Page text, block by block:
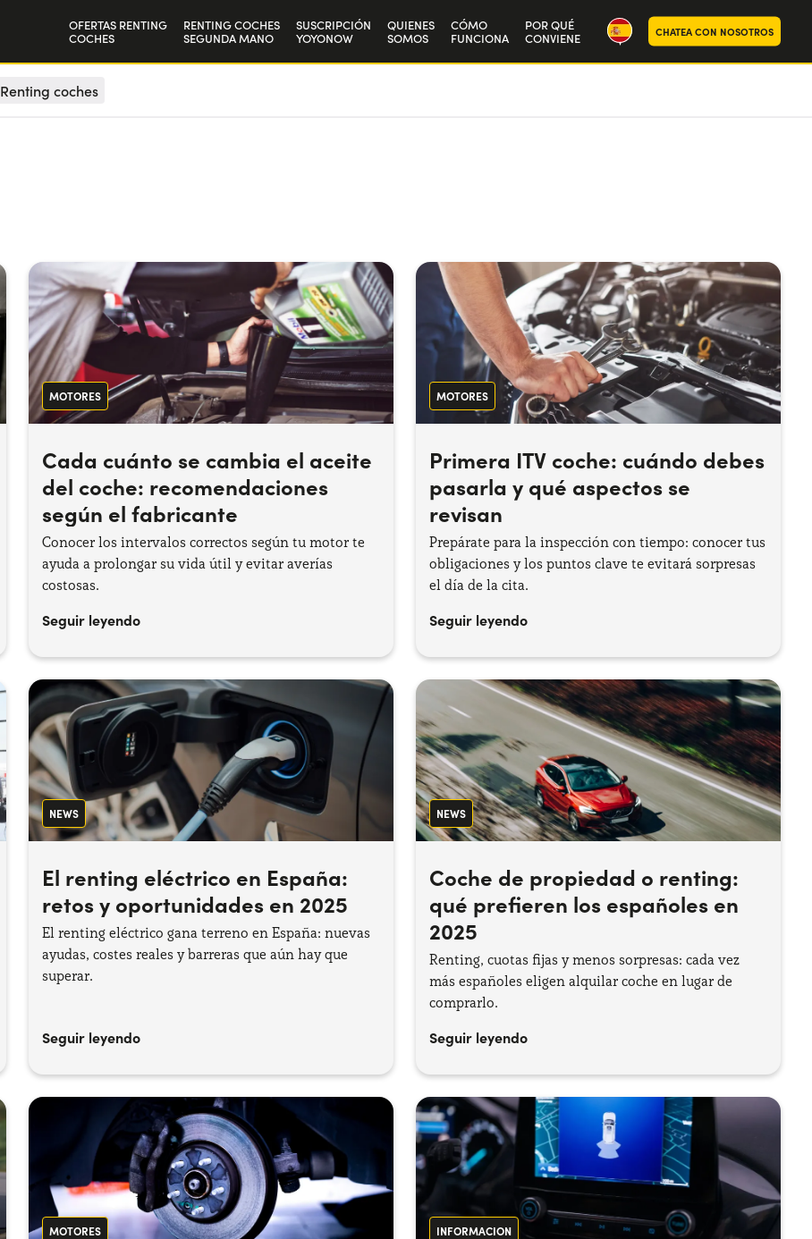
OFERTAS RENTING
COCHES
RENTING COCHES
SEGUNDA MANO
SUSCRIPCIÓN
YOYONOW
QUIENES
SOMOS
CÓMO
FUNCIONA
POR QUÉ
CONVIENE CHATEA CON NOSOTROS
Renting coches
MOTORES
Cada cuánto se cambia el aceite
del coche: recomendaciones
según el fabricante
Conocer los intervalos correctos según tu motor te
ayuda a prolongar su vida útil y evitar averías
costosas.
Seguir leyendo
MOTORES
Primera ITV coche: cuándo debes
pasarla y qué aspectos se
revisan
Prepárate para la inspección con tiempo: conocer tus
obligaciones y los puntos clave te evitará sorpresas
el día de la cita.
Seguir leyendo
NEWS
El renting eléctrico en España:
retos y oportunidades en 2025
El renting eléctrico gana terreno en España: nuevas
ayudas, costes reales y barreras que aún hay que
superar.
Seguir leyendo
NEWS
Coche de propiedad o renting:
qué prefieren los españoles en
2025
Renting, cuotas fijas y menos sorpresas: cada vez
más españoles eligen alquilar coche en lugar de
comprarlo.
Seguir leyendo
MOTORES INFORMACION